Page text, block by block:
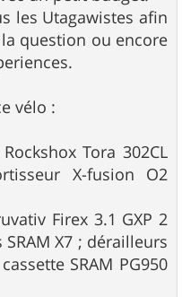
les Utagawistes afin
question ou encore
vélo :
Tora 302CL
X-fusion O2
Firex 3.1 GXP 2
X7 ; dérailleurs
SRAM PG950